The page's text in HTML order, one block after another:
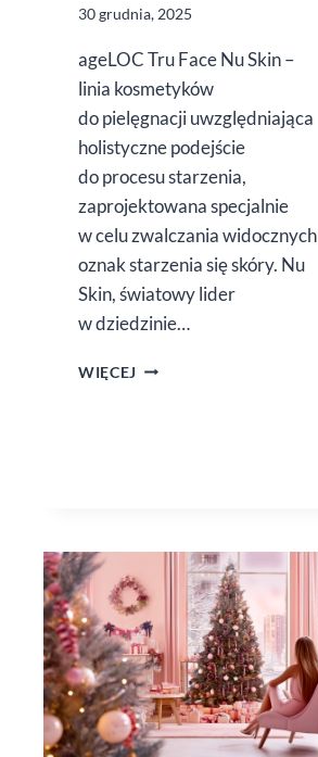
30 grudnia, 2025
ageLOC Tru Face Nu Skin –
linia kosmetyków
do pielęgnacji uwzględniająca
holistyczne podejście
do procesu starzenia,
zaprojektowana specjalnie
w celu zwalczania widocznych
oznak starzenia się skóry. Nu
Skin, światowy lider
w dziedzinie…
WIĘCEJ AGELOC